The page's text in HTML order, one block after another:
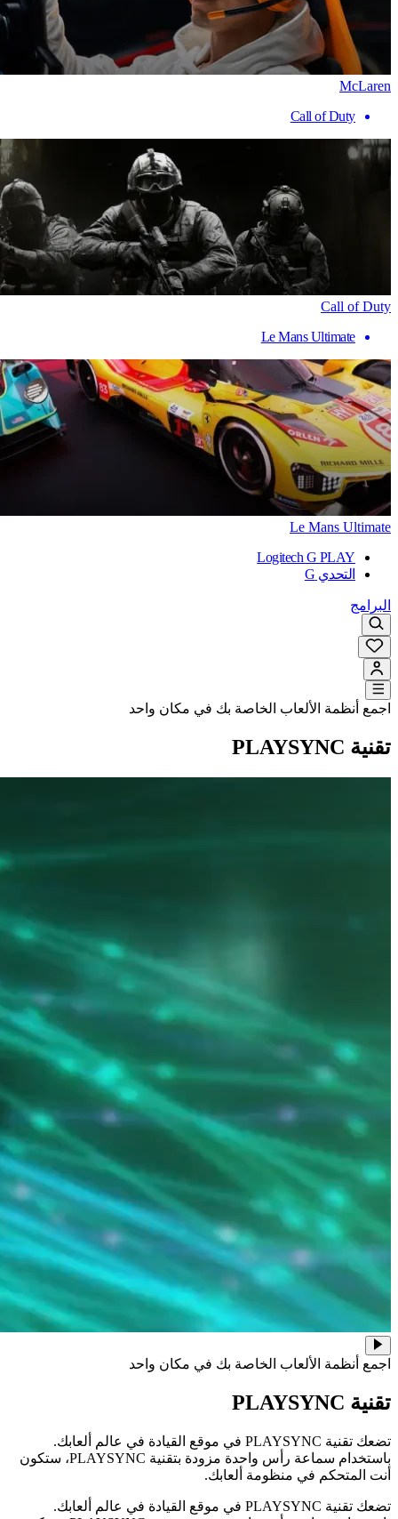
McLaren
Call of Duty
Call of Duty
Le Mans Ultimate
Le Mans Ultimate
Logitech G PLAY
التحدي G
البرامج
اجمع أنظمة الألعاب الخاصة بك في مكان واحد
تقنية PLAYSYNC
اجمع أنظمة الألعاب الخاصة بك في مكان واحد
تقنية PLAYSYNC
تضعك تقنية PLAYSYNC في موقع القيادة في عالم ألعابك.
باستخدام سماعة رأس واحدة مزودة بتقنية PLAYSYNC، ستكون
أنت المتحكم في منظومة ألعابك.
تضعك تقنية PLAYSYNC في موقع القيادة في عالم ألعابك.